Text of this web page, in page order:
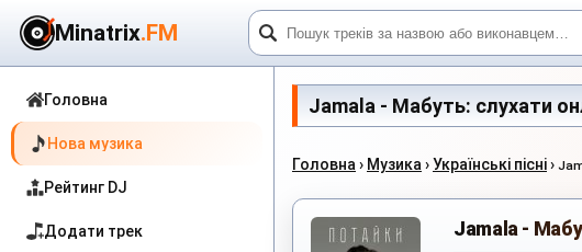
Minatrix.FM
Головна
Нова музика
Рейтинг DJ
Додати трек
Jamala - Мабуть: слухати
Головна › Музика ›Українські пісні›
Jamala -